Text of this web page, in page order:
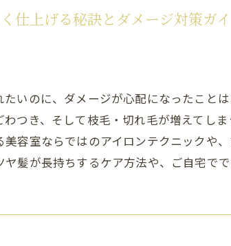
仕上げる秘訣とダメージ対策ガ
いのに、ダメージが心配になったこと
つき、そして枝毛・切れ毛が増えてし
容室ならではのアイロンテクニックや
髪が長持ちするケア方法や、ご自宅で